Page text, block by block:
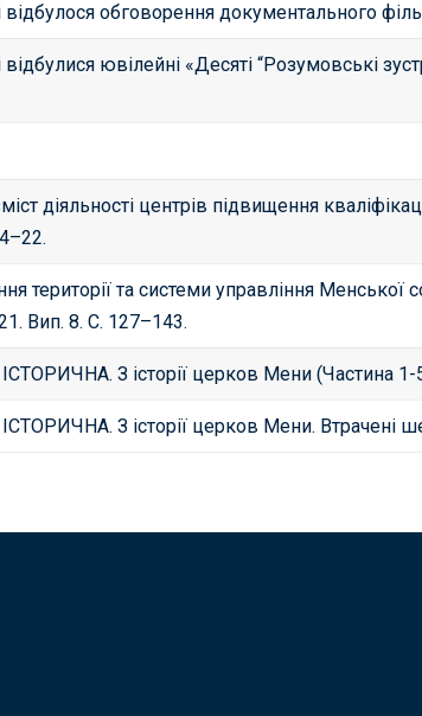
відбулося обговорення документального
ювілейні «Десяті “Розумовські
діяльності центрів підвищення
території та системи управління Менської
Вип. 8. С. 127–143.
З історії церков Мени (Частина 1-
З історії церков Мени. Втрачені